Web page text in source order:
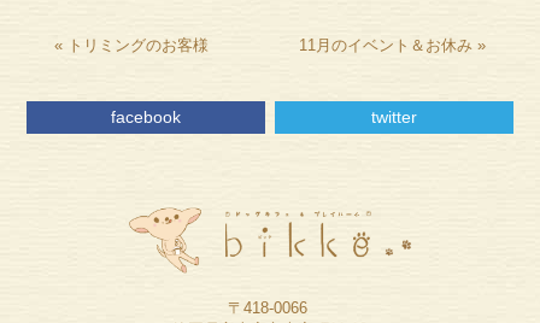
« トリミングのお客様 11月のイベント＆お休み»
facebook twitter
〒418-0066